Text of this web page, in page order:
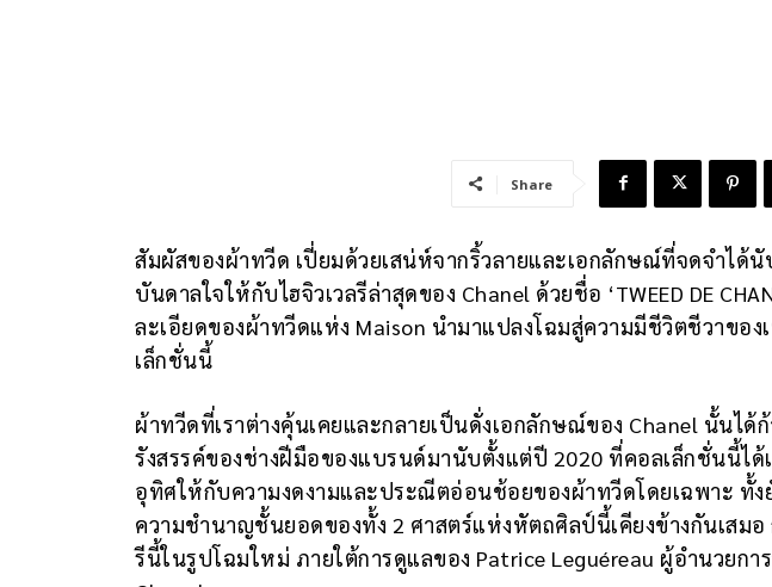
Share
สัมผัสของผ้าทวีด เปี่ยมด้วยเสน่ห์จากริ้วลายและเอกลักษณ์ที่จดจำได้
บันดาลใจให้กับไฮจิวเวลรีล่าสุดของ Chanel ด้วยชื่อ ‘TWEED DE
ละเอียดของผ้าทวีดแห่ง Maison นำมาแปลงโฉมสู่ความมีชีวิตชีวาขอ
เล็กชั่นนี้
ผ้าทวีดที่เราต่างคุ้นเคยและกลายเป็นดั่งเอกลักษณ์ของ Chanel นั้นได้ก้
รังสรรค์ของช่างฝีมือของแบรนด์มานับตั้งแต่ปี 2020 ที่คอลเล็กชั่นนี้ได้
อุทิศให้กับความงดงามและประณีตอ่อนช้อยของผ้าทวีดโดยเฉพาะ ทั้ง
ความชำนาญชั้นยอดของทั้ง 2 ศาสตร์แห่งหัตถศิลป์นี้เคียงข้างกันเสมอ
รีนี้ในรูปโฉมใหม่ ภายใต้การดูแลของ Patrice Leguéreau ผู้อำนวยกา